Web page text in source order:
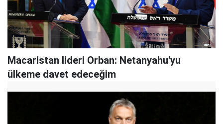
Macaristan lideri Orban: Netanyahu'yu
ülkeme davet edeceğim